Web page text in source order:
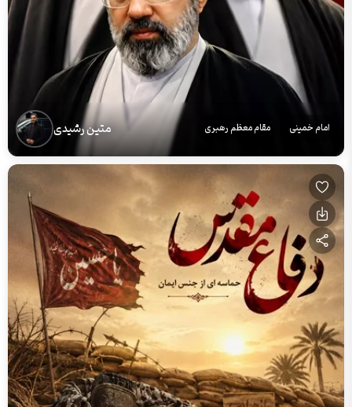
امام خمینی مقام معظم رهبری متین رشیدی